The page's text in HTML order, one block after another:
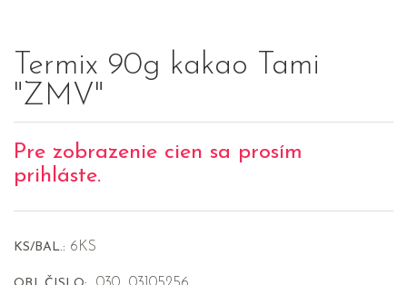
Termix 90g kakao Tami
"ZMV"
Pre zobrazenie cien sa prosím
prihláste.
KS/BAL.: 6KS